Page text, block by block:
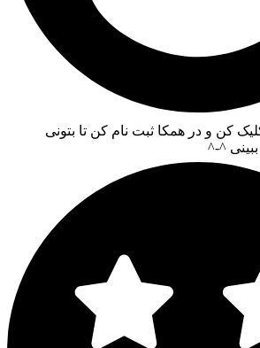
کن و در همکا ثبت نام کن تا بتونی
^-^